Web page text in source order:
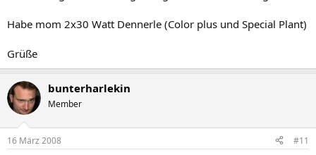
Habe mom 2x30 Watt Dennerle (Color plus und Special Plant)
Grüße
bunterharlekin
Member
16 März 2008 #11